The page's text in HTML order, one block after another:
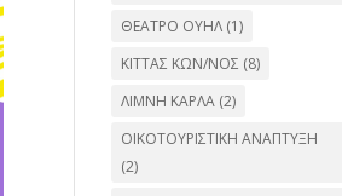
ΘΕΑΤΡΟ ΟΥΗΛ (1)
ΚΙΤΤΑΣ ΚΩΝ/ΝΟΣ (8)
ΛΙΜΝΗ ΚΑΡΛΑ (2)
ΟΙΚΟΤΟΥΡΙΣΤΙΚΗ ΑΝΑΠΤΥΞΗ
(2)